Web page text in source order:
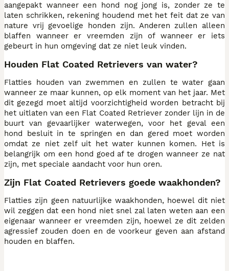
aangepakt wanneer een hond nog jong is, zonder ze te
laten schrikken, rekening houdend met het feit dat ze van
nature vrij gevoelige honden zijn. Anderen zullen alleen
blaffen wanneer er vreemden zijn of wanneer er iets
gebeurt in hun omgeving dat ze niet leuk vinden.
Houden Flat Coated Retrievers van water?
Flatties houden van zwemmen en zullen te water gaan
wanneer ze maar kunnen, op elk moment van het jaar. Met
dit gezegd moet altijd voorzichtigheid worden betracht bij
het uitlaten van een Flat Coated Retriever zonder lijn in de
buurt van gevaarlijker waterwegen, voor het geval een
hond besluit in te springen en dan gered moet worden
omdat ze niet zelf uit het water kunnen komen. Het is
belangrijk om een hond goed af te drogen wanneer ze nat
zijn, met speciale aandacht voor hun oren.
Zijn Flat Coated Retrievers goede waakhonden?
Flatties zijn geen natuurlijke waakhonden, hoewel dit niet
wil zeggen dat een hond niet snel zal laten weten aan een
eigenaar wanneer er vreemden zijn, hoewel ze dit zelden
agressief zouden doen en de voorkeur geven aan afstand
houden en blaffen.